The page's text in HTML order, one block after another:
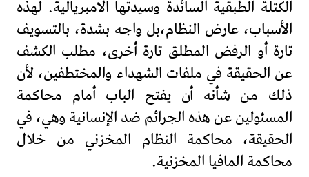
الكتلة الطبقية السائدة وسيدتها الامبريالية. لهذه
الأسباب، عارض النظام،بل واجه بشدة، بالتسويف
تارة أو الرفض المطلق تارة أخرى، مطلب الكشف
عن الحقيقة في ملفات الشهداء والمختطفين، لأن
ذلك من شأنه أن يفتح الباب أمام محاكمة
المسئولين عن هذه الجرائم ضد الإنسانية وهي، في
الحقيقة، محاكمة النظام المخزني من خلال
محاكمة المافيا المخزنية.